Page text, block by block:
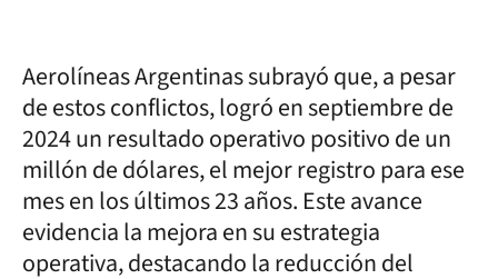
Aerolíneas Argentinas subrayó que, a pesar
de estos conflictos, logró en septiembre de
2024 un resultado operativo positivo de un
millón de dólares, el mejor registro para ese
mes en los últimos 23 años. Este avance
evidencia la mejora en su estrategia
operativa, destacando la reducción del